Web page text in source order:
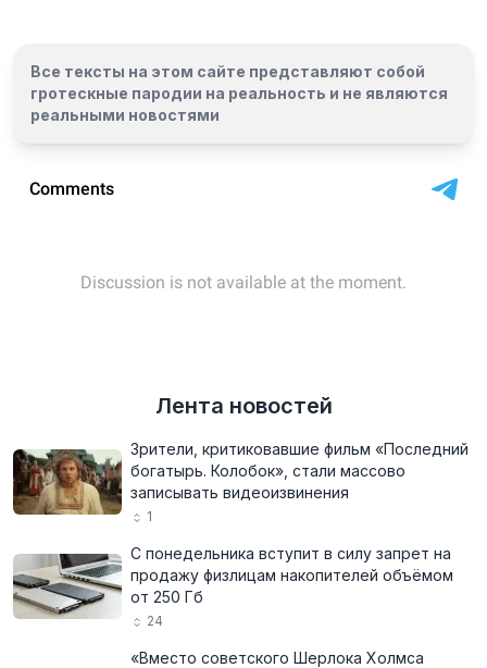
Все тексты на этом сайте представляют собой
гротескные пародии на реальность и не являются
реальными новостями
Лента новостей
Зрители, критиковавшие фильм «Последний
богатырь. Колобок», стали массово
записывать видеоизвинения
1
С понедельника вступит в силу запрет на
продажу физлицам накопителей объёмом
от 250 Гб
24
«Вместо советского Шерлока Холмса